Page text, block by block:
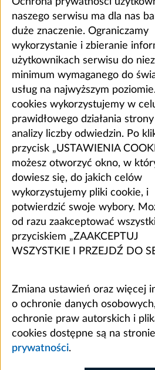
naszego serwisu ma dla nas
duże znaczenie. Ograniczamy
wykorzystanie i zbieranie
użytkownikach serwisu do
minimum wymaganego do
usług na najwyższym
cookies wykorzystujemy w
prawidłowego działania
analizy liczby odwiedzin. Po
przycisk „USTAWIENIA
możesz otworzyć okno, w
dowiesz się, do jakich celów
wykorzystujemy pliki cookie, i
potwierdzić swoje wybory.
od razu zaakceptować
przyciskiem „ZAAKCEPTUJ
WSZYSTKIE I PRZEJDŹ DO
Zmiana ustawień oraz więcej
o ochronie danych osobowych,
ochronie praw autorskich i
cookies dostępne są na stronie
prywatności.